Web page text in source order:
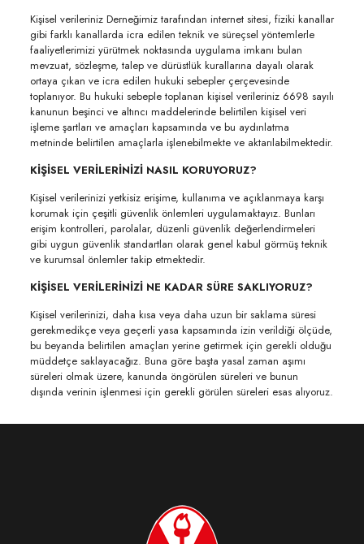
Kişisel verileriniz Derneğimiz tarafından internet sitesi, fiziki kanallar
gibi farklı kanallarda icra edilen teknik ve süreçsel yöntemlerle
faaliyetlerimizi yürütmek noktasında uygulama imkanı bulan
mevzuat, sözleşme, talep ve dürüstlük kurallarına dayalı olarak
ortaya çıkan ve icra edilen hukuki sebepler çerçevesinde
toplanıyor. Bu hukuki sebeple toplanan kişisel verileriniz 6698 sayılı
kanunun beşinci ve altıncı maddelerinde belirtilen kişisel veri
işleme şartları ve amaçları kapsamında ve bu aydınlatma
metninde belirtilen amaçlarla işlenebilmekte ve aktarılabilmektedir.
KİŞİSEL VERİLERİNİZİ NASIL KORUYORUZ?
Kişisel verilerinizi yetkisiz erişime, kullanıma ve açıklanmaya karşı
korumak için çeşitli güvenlik önlemleri uygulamaktayız. Bunları
erişim kontrolleri, parolalar, düzenli güvenlik değerlendirmeleri
gibi uygun güvenlik standartları olarak genel kabul görmüş teknik
ve kurumsal önlemler takip etmektedir.
KİŞİSEL VERİLERİNİZİ NE KADAR SÜRE SAKLIYORUZ?
Kişisel verilerinizi, daha kısa veya daha uzun bir saklama süresi
gerekmedikçe veya geçerli yasa kapsamında izin verildiği ölçüde,
bu beyanda belirtilen amaçları yerine getirmek için gerekli olduğu
müddetçe saklayacağız. Buna göre başta yasal zaman aşımı
süreleri olmak üzere, kanunda öngörülen süreleri ve bunun
dışında verinin işlenmesi için gerekli görülen süreleri esas alıyoruz.